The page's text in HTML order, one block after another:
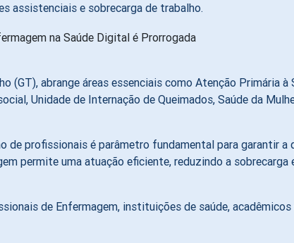
assistenciais e sobrecarga de trabalho.
(GT), abrange áreas essenciais como Atenção Primária
Unidade de Internação de Queimados, Saúde da
de profissionais é parâmetro fundamental para garantir
permite uma atuação eficiente, reduzindo a
de Enfermagem, instituições de saúde,